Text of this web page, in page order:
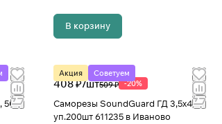
В корзину
50
Акция Советуем
408 ₽/шт509 ₽ -20%
Саморезы SoundGuard ГД 3,5х41
уп.200шт 611235 в Иваново